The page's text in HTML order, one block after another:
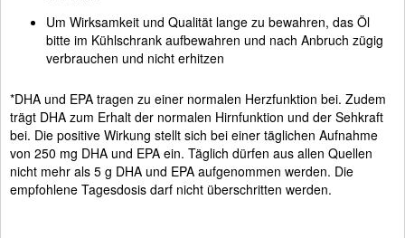
Um Wirksamkeit und Qualität lange zu bewahren, das Öl
bitte im Kühlschrank aufbewahren und nach Anbruch zügig
verbrauchen und nicht erhitzen
*DHA und EPA tragen zu einer normalen Herzfunktion bei. Zudem
trägt DHA zum Erhalt der normalen Hirnfunktion und der Sehkraft
bei. Die positive Wirkung stellt sich bei einer täglichen Aufnahme
von 250 mg DHA und EPA ein. Täglich dürfen aus allen Quellen
nicht mehr als 5 g DHA und EPA aufgenommen werden. Die
empfohlene Tagesdosis darf nicht überschritten werden.